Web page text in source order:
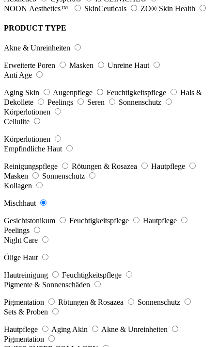
NOON Aesthetics™
SkinCeuticals ZO® Skin Health
PRODUCT TYPE
Akne & Unreinheiten
Erweiterte Poren Masken
Unreine Haut
Anti Age
Aging Skin Augenpflege Feuchtigkeitspflege
Hals &
Dekollete
Peelings Seren
Sonnenschutz
Körperlotionen
Cellulite
Körperlotionen
Empfindliche Haut
Reinigungspflege Rötungen & Rosazea
Hautpflege
Masken
Sonnenschutz
Kollagen
Mischhaut
Gesichtstonikum Feuchtigkeitspflege
Hautpflege
Peelings
Night Care
Ölige Haut
Hautreinigung
Feuchtigkeitspflege
Pigmente & Sonnenschäden
Pigmentation Rötungen & Rosazea
Sonnenschutz
Sets & Proben
Hautpflege Aging Akin
Akne & Unreinheiten
Pigmentation